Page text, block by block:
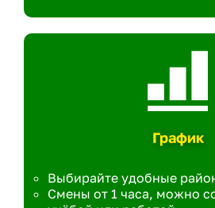
График
Выбирайте удобные
Смены от 1 часа, можно